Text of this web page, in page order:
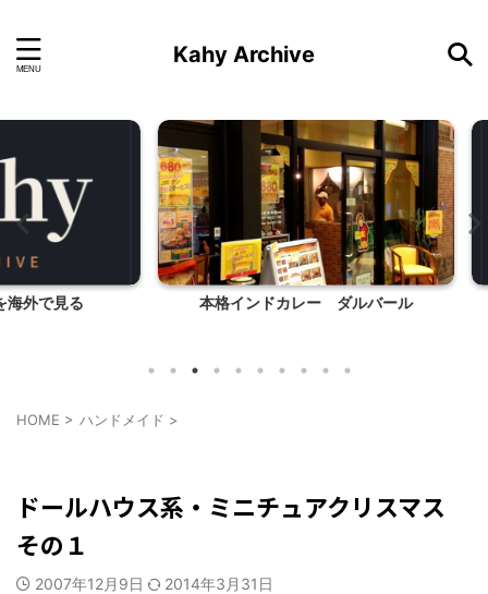
Kahy Archive
る 本格インドカレー ダルバール
HOME > ハンドメイド >
ドールハウス系・ミニチュアクリスマス
その１
2007年12月9日 2014年3月31日